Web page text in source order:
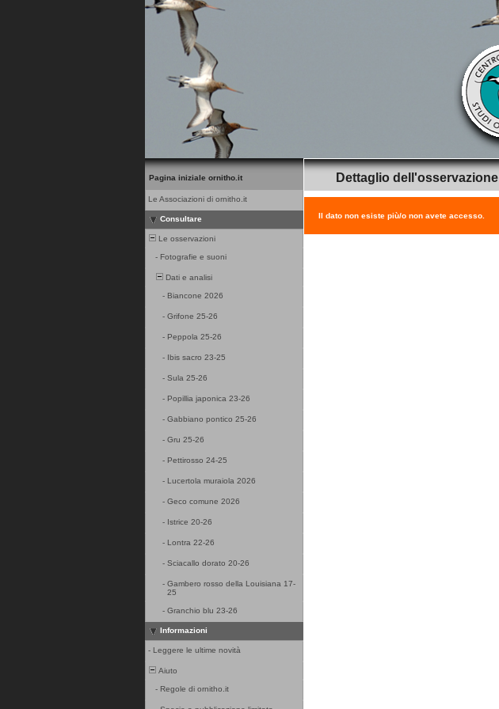
Pagina iniziale ornitho.it
Le Associazioni di ornitho.it
Consultare
Le osservazioni
- Fotografie e suoni
Dati e analisi
- Biancone 2026
- Grifone 25-26
- Peppola 25-26
- Ibis sacro 23-25
- Sula 25-26
- Popillia japonica 23-26
- Gabbiano pontico 25-26
- Gru 25-26
- Pettirosso 24-25
- Lucertola muraiola 2026
- Geco comune 2026
- Istrice 20-26
- Lontra 22-26
- Sciacallo dorato 20-26
- Gambero rosso della Louisiana 17-
25
- Granchio blu 23-26
Informazioni
- Leggere le ultime novità
Aiuto
- Regole di ornitho.it
Dettaglio dell'osservazione
Il dato non esiste più/o non avete accesso.